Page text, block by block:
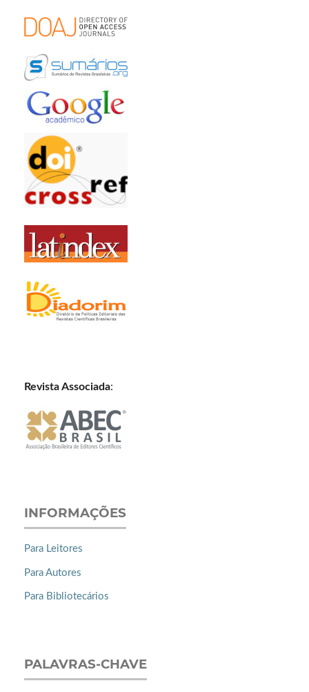
Revista Associada:
INFORMAÇÕES
Para Leitores
Para Autores
Para Bibliotecários
PALAVRAS-CHAVE